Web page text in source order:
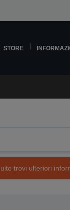
STORE
trovi ulteriori